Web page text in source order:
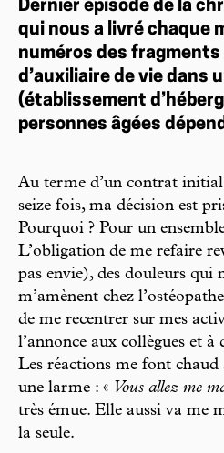
Dernier épisode de la
qui nous a livré chaque
numéros des
d’auxiliaire de vie dans
(établissement
personnes âgées
Au terme d’un contrat
seize fois, ma décision est
Pourquoi ? Pour un
L’obligation de me refaire
pas envie), des douleurs qui
m’amènent chez
de me recentrer sur mes
l’annonce aux collègues et à
Les réactions me font chaud
une larme : « Vous allez me
très émue. Elle aussi va me
la seule.